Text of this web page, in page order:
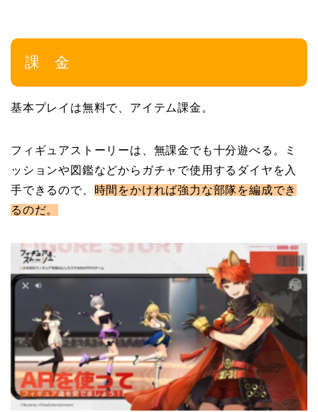
課 金
基本プレイは無料で、アイテム課金。
フィギュアストーリーは、無課金でも十分遊べる。ミ
ッションや図鑑などからガチャで使用するダイヤを入
手できるので、 時間をかければ強力な部隊を編成でき
るのだ。